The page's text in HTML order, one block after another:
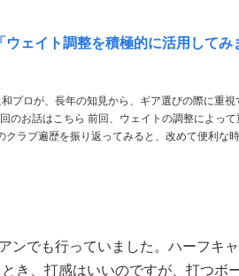
ェイト調整を積極的に活用してみ
プロが、長年の知見から、ギア選びの際に重視
ラブ遍歴を振り返ってみると、改めて便利な時
ンでも行っていました。ハーフキャ
き、打感はいいのですが、打つボ